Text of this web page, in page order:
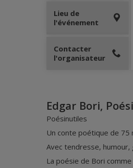
Lieu de
l'événement
Contacter
l'organisateur
Edgar Bori,
Poésinutiles
Un conte poétique de 75
Avec tendresse,
La poésie de Bori